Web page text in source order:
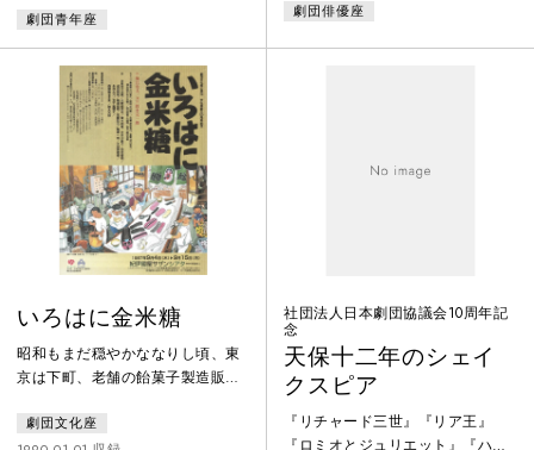
年代から80年代を中心に、紙で現
存するポスターをデジタル化。ポ
スターのセレクションは、1960年
代以降の舞台芸術系のポスターを
収集・保存、これまでも研究や
数々の展覧会に協力する等、演劇
公演のポスターに造詣が深い、ポ
スターハリス・カンパニー社代表
の笹目浩之氏が担当。
劇団青年座
ない男、フォルスタフが二人の人
劇団俳優座
いろはに金米糖
昭和もまだ穏やかななりし頃、東
京は下町、老舗の飴菓子製造販売
久四郎は一向に店を顧みないばか
劇団文化座
社団法人日本劇団協議会10周年記
念
天保十二年のシェイ
クスピア
『リチャード三世』『リア王』
『ロミオとジュリエット』『ハム